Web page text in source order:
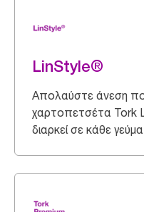
LinStyle®
Απολαύστε άνεση
χαρτοπετσέτα Tork
διαρκεί σε κάθε